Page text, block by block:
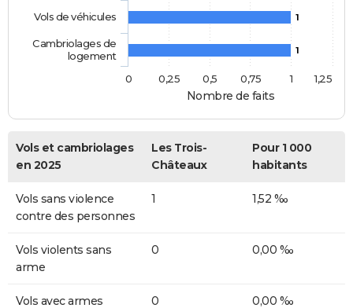
Nombre de faits
1
1
Vols de véhicules
Cambriolages de
logement
0
1
0,25 0,5 0,75 1,25
Vols et cambriolages
en 2025
Les Trois-
Châteaux
Pour 1 000
habitants
Vols sans violence
contre des personnes
1 1,52 ‰
Vols violents sans
arme
0 0,00 ‰
Vols avec armes 0 0,00 ‰